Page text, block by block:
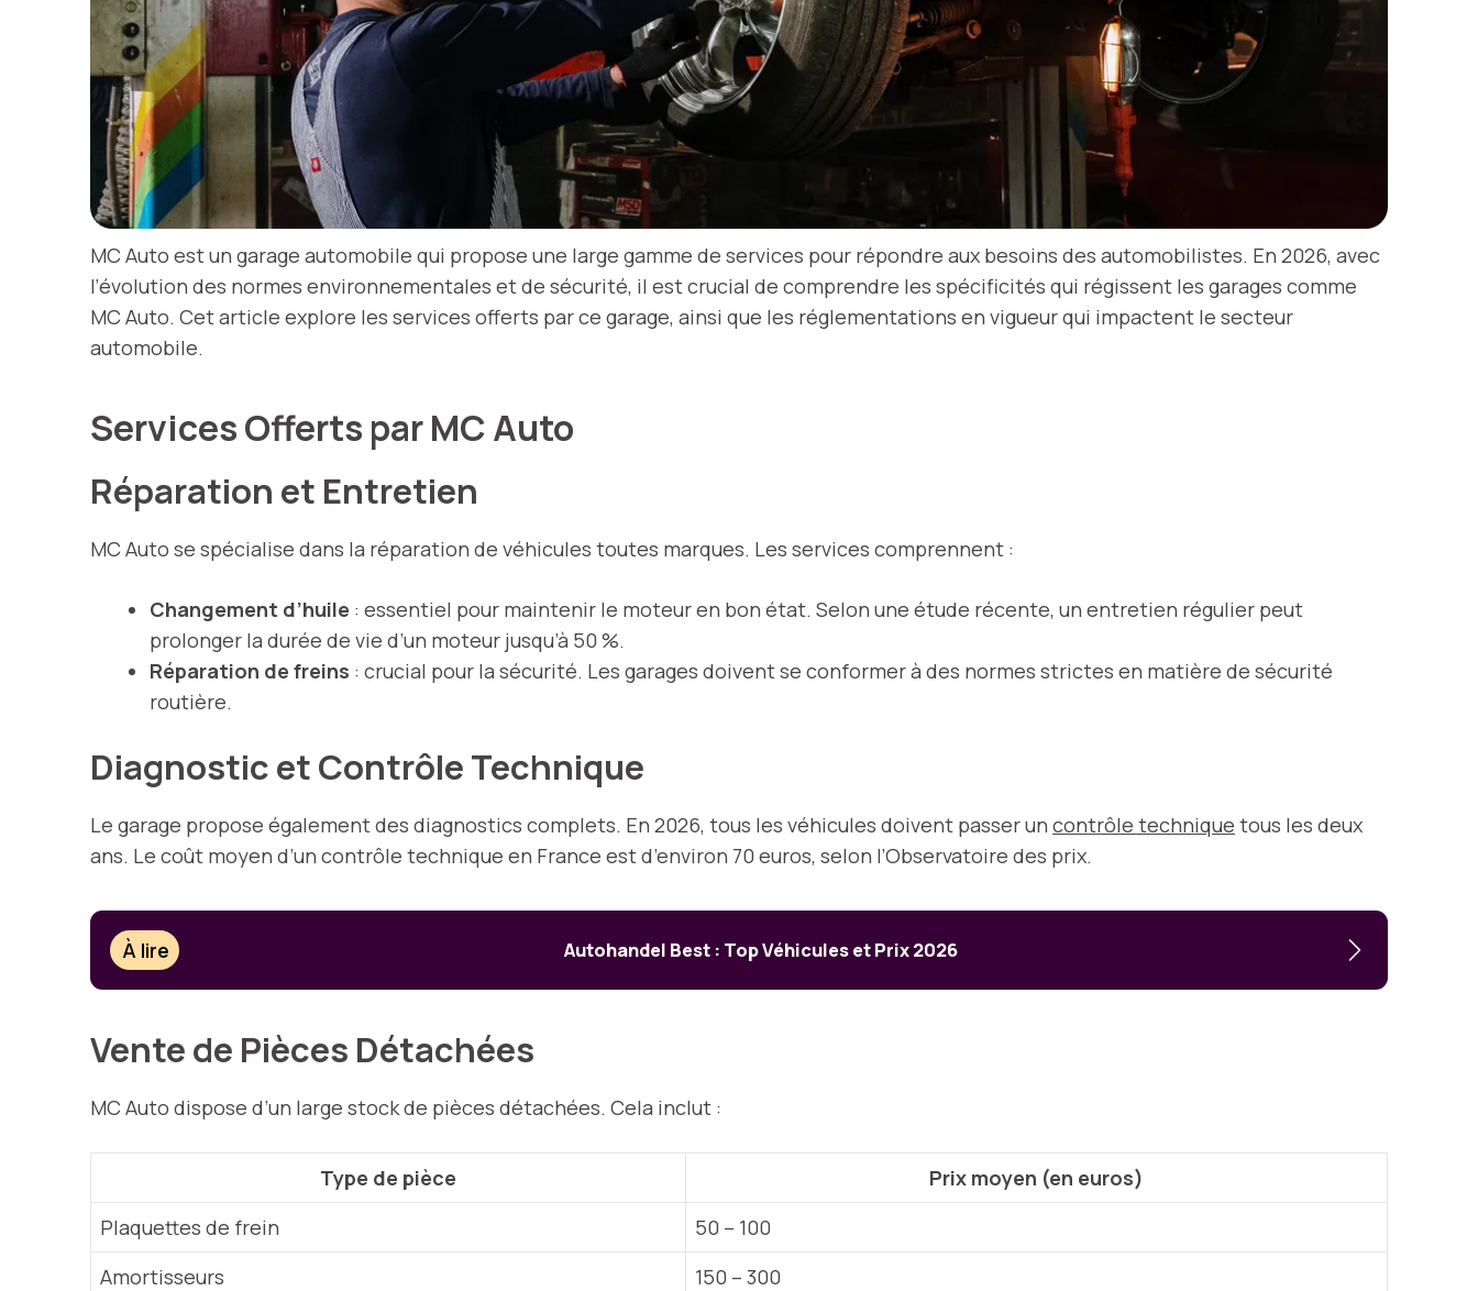
MC Auto est un garage automobile qui propose une large gamme de services pour répondre aux besoins des automobilistes. En 2026, avec
l’évolution des normes environnementales et de sécurité, il est crucial de comprendre les spécificités qui régissent les garages comme
MC Auto. Cet article explore les services offerts par ce garage, ainsi que les réglementations en vigueur qui impactent le secteur
automobile.
Services Offerts par MC Auto
Réparation et Entretien
MC Auto se spécialise dans la réparation de véhicules toutes marques. Les services comprennent :
Changement d’huile : essentiel pour maintenir le moteur en bon état. Selon une étude récente, un entretien régulier peut
prolonger la durée de vie d’un moteur jusqu’à 50 %.
Réparation de freins : crucial pour la sécurité. Les garages doivent se conformer à des normes strictes en matière de sécurité
routière.
Diagnostic et Contrôle Technique
Le garage propose également des diagnostics complets. En 2026, tous les véhicules doivent passer un contrôle technique tous les deux
ans. Le coût moyen d’un contrôle technique en France est d’environ 70 euros, selon l’Observatoire des prix.
À lire Autohandel Best : Top Véhicules et Prix 2026
Vente de Pièces Détachées
MC Auto dispose d’un large stock de pièces détachées. Cela inclut :
Type de pièce
Prix moyen (en euros)
Plaquettes de frein
50 – 100
Amortisseurs
150 – 300